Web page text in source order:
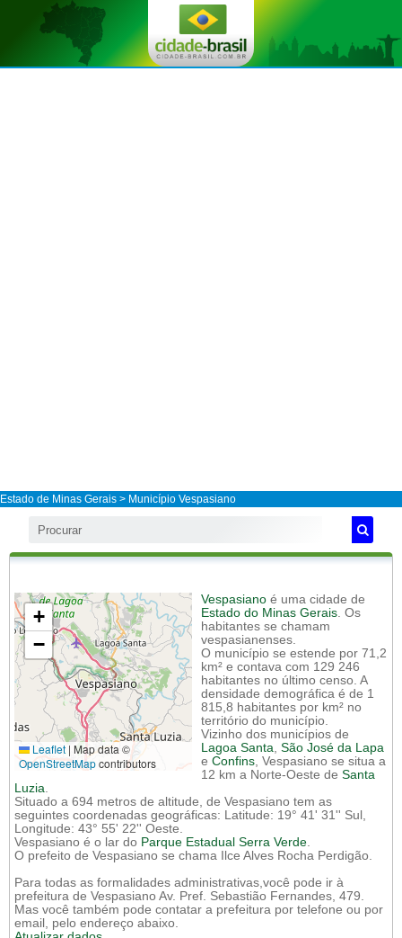
Estado de Minas Gerais > Município Vespasiano
+
−
Leaflet | Map data ©
OpenStreetMapcontributors
Vespasiano é uma cidade de
Estado do Minas Gerais. Os
habitantes se chamam
vespasianenses.
O município se estende por 71,2
km² e contava com 129 246
habitantes no último censo. A
densidade demográfica é de 1
815,8 habitantes por km² no
território do município.
Vizinho dos municípios de
Lagoa Santa, São José da Lapa
e Confins, Vespasiano se situa a
12 km a Norte-Oeste de Santa
Luzia.
Situado a 694 metros de altitude, de Vespasiano tem as
seguintes coordenadas geográficas: Latitude: 19° 41' 31'' Sul,
Longitude: 43° 55' 22'' Oeste.
Vespasiano é o lar do Parque Estadual Serra Verde.
O prefeito de Vespasiano se chama Ilce Alves Rocha Perdigão.
Para todas as formalidades administrativas,você pode ir à
prefeitura de Vespasiano Av. Pref. Sebastião Fernandes, 479.
Mas você também pode contatar a prefeitura por telefone ou por
email, pelo endereço abaixo.